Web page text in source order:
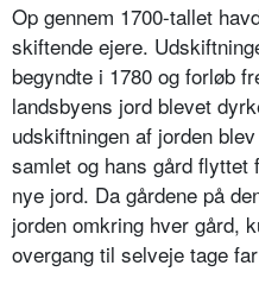
Op gennem 1700-tallet
skiftende ejere.
begyndte i 1780 og forløb
landsbyens jord blevet
udskiftningen af jorden
samlet og hans gård flyttet
nye jord. Da gårdene på
jorden omkring hver gård,
overgang til selveje tage